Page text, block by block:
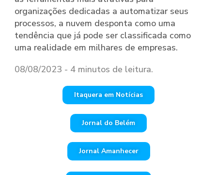
organizações dedicadas a automatizar seus
processos, a nuvem desponta como uma
tendência que já pode ser classificada como
uma realidade em milhares de empresas.
08/08/2023 - 4 minutos de leitura.
Itaquera em Notícias
Jornal do Belém
Jornal Amanhecer